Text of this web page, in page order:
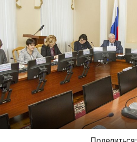
Поделиться: